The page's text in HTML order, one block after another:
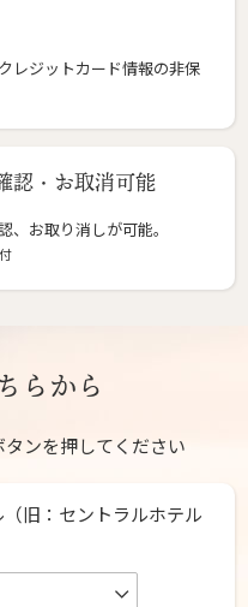
レジットカード情報の非保
認・お取消可能
、お取り消しが可能。
らから
ンを押してください
旧：セントラルホテル